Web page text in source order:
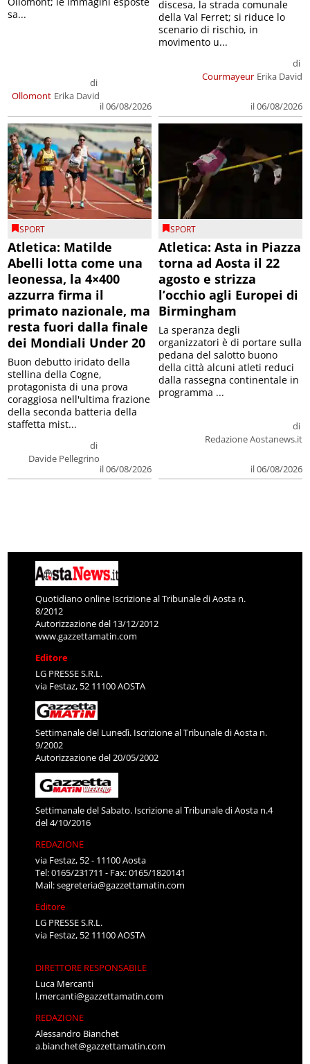
Ollomont
di
Erika David
il 06/08/2026
sa...
Courmayeur
di
Erika David
il 06/08/2026
discesa, la strada comunale
della Val Ferret; si riduce lo
scenario di rischio, in
movimento u...
SPORT
Atletica: Matilde
Abelli lotta come una
leonessa, la 4×400
azzurra firma il
primato nazionale, ma
resta fuori dalla finale
dei Mondiali Under 20
di
Davide Pellegrino
il 06/08/2026
Buon debutto iridato della
stellina della Cogne,
protagonista di una prova
coraggiosa nell'ultima frazione
della seconda batteria della
staffetta mist...
SPORT
Atletica: Asta in Piazza
torna ad Aosta il 22
agosto e strizza
l’occhio agli Europei di
Birmingham
di
Redazione Aostanews.it
il 06/08/2026
La speranza degli
organizzatori è di portare sulla
pedana del salotto buono
della città alcuni atleti reduci
dalla rassegna continentale in
programma ...
Quotidiano online Iscrizione al Tribunale di Aosta n.
8/2012
Autorizzazione del 13/12/2012
www.gazzettamatin.com
Editore
LG PRESSE S.R.L.
via Festaz, 52 11100 AOSTA
Settimanale del Lunedì. Iscrizione al Tribunale di Aosta n.
9/2002
Autorizzazione del 20/05/2002
Settimanale del Sabato. Iscrizione al Tribunale di Aosta n.4
del 4/10/2016
REDAZIONE
via Festaz, 52 - 11100 Aosta
Tel: 0165/231711 - Fax: 0165/1820141
Mail:segreteria@gazzettamatin.com
Editore
LG PRESSE S.R.L.
via Festaz, 52 11100 AOSTA
DIRETTORE RESPONSABILE
Luca Mercanti
l.mercanti@gazzettamatin.com
REDAZIONE
Alessandro Bianchet
a.bianchet@gazzettamatin.com